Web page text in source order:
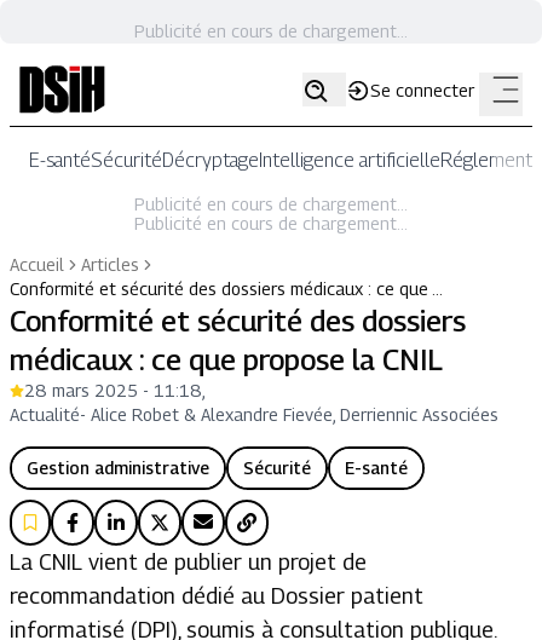
Publicité en cours de chargement...
Se connecter
E-santéSécuritéDécryptageIntelligence artificielle
Publicité en cours de chargement...
Publicité en cours de chargement...
Accueil
Articles
Conformité et sécurité des dossiers médicaux : ce que …
Conformité et sécurité des dossiers
médicaux : ce que propose la CNIL
28 mars 2025 - 11:18
Actualité- Alice Robet & Alexandre Fievée, Derriennic Associées
Gestion administrative Sécurité E-santé
La CNIL vient de publier un projet de
recommandation dédié au Dossier patient
informatisé (DPI), soumis à consultation publique.